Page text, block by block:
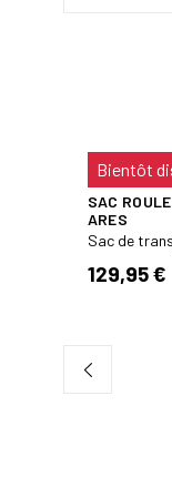
Bientôt
SAC
ARES
Sac de
129,95 €